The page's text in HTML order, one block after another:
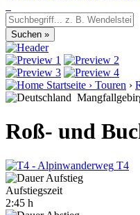
Startseite › Touren ›
Roß- und
T4
Aufstiegszeit
2:45 h